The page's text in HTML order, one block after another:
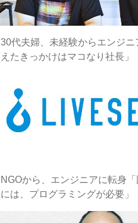
30代夫婦、未経験からエンジニ
えたきっかけはマコなり社長」
NGOから、エンジニアに転身
には、プログラミングが必要」